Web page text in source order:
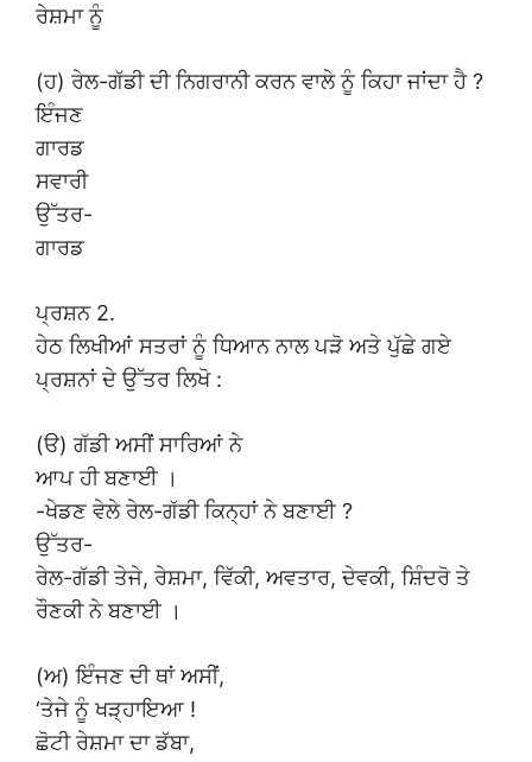
ਰੇਸ਼ਮਾ ਨੂੰ
(ਹ) ਰੇਲ-ਗੱਡੀ ਦੀ ਨਿਗਰਾਨੀ ਕਰਨ ਵਾਲੇ ਨੂੰ ਕਿਹਾ ਜਾਂਦਾ ਹੈ ?
ਇੰਜਣ
ਗਾਰਡ
ਸਵਾਰੀ
ਉੱਤਰ-
ਗਾਰਡ
ਪ੍ਰਸ਼ਨ 2.
ਹੇਠ ਲਿਖੀਆਂ ਸਤਰਾਂ ਨੂੰ ਧਿਆਨ ਨਾਲ ਪੜੋ ਅਤੇ ਪੁੱਛੇ ਗਏ
ਪ੍ਰਸ਼ਨਾਂ ਦੇ ਉੱਤਰ ਲਿਖੋ :
(ੳ) ਗੱਡੀ ਅਸੀਂ ਸਾਰਿਆਂ ਨੇ
ਆਪ ਹੀ ਬਣਾਈ ।
-ਖੇਡਣ ਵੇਲੇ ਰੇਲ-ਗੱਡੀ ਕਿਨ੍ਹਾਂ ਨੇ ਬਣਾਈ ?
ਉੱਤਰ-
ਰੇਲ-ਗੱਡੀ ਤੇਜੇ, ਰੇਸ਼ਮਾ, ਵਿੱਕੀ, ਅਵਤਾਰ, ਦੇਵਕੀ, ਸ਼ਿੰਦਰੋ ਤੇ
ਰੌਣਕੀ ਨੇ ਬਣਾਈ ।
(ਅ) ਇੰਜਣ ਦੀ ਥਾਂ ਅਸੀਂ,
‘ਤੇਜੇ ਨੂੰ ਖੜ੍ਹਾਇਆ !
ਛੋਟੀ ਰੇਸ਼ਮਾ ਦਾ ਡੱਬਾ,